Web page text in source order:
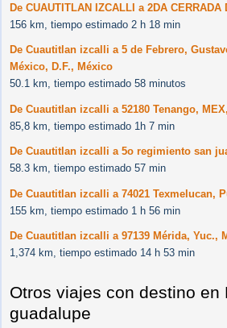
De CUAUTITLAN IZCALLI a 2DA CERRADA
156 km, tiempo estimado 2 h 18 min
De Cuautitlan izcalli a 5 de Febrero,
México, D.F., México
50.1 km, tiempo estimado 58 minutos
De Cuautitlan izcalli a 52180 Tenango,
85,8 km, tiempo estimado 1h 7 min
De Cuautitlan izcalli a 5o regimiento san
58.3 km, tiempo estimado 57 min
De Cuautitlan izcalli a 74021 Texmelucan,
155 km, tiempo estimado 1 h 56 min
De Cuautitlan izcalli a 97139 Mérida, Yuc.,
1,374 km, tiempo estimado 14 h 53 min
Otros viajes con destino en
guadalupe